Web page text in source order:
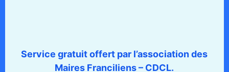
Service gratuit offert par l’association des
Maires Franciliens – CDCL.